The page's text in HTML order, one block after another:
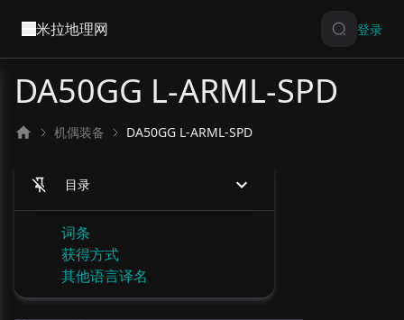
米拉地理网 登录
DA50GG L-ARML-SPD
机偶装备 DA50GG L-ARML-SPD
目录
词条
获得方式
其他语言译名